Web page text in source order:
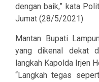
dengan baik,” kata
Jumat (28/5/2021)
Mantan Bupati
yang dikenal dekat
langkah Kapolda Irjen
“Langkah tegas